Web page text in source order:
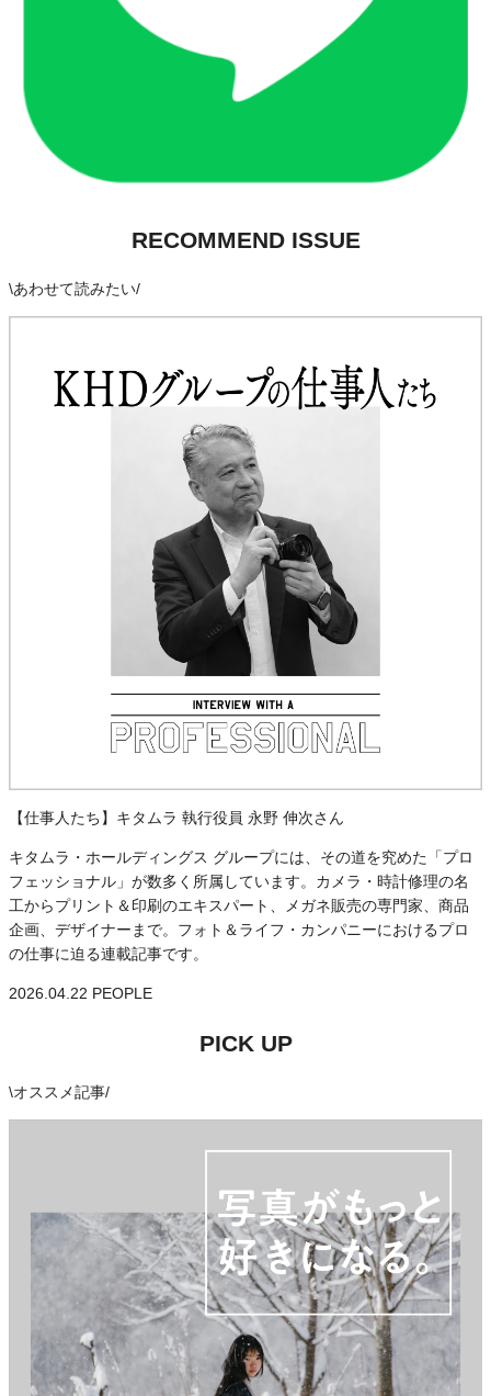
RECOMMEND ISSUE
\あわせて読みたい/
【仕事人たち】キタムラ 執行役員 永野 伸次さん
キタムラ・ホールディングス グループには、その道を究めた「プロ
フェッショナル」が数多く所属しています。カメラ・時計修理の名
工からプリント＆印刷のエキスパート、メガネ販売の専門家、商品
企画、デザイナーまで。フォト＆ライフ・カンパニーにおけるプロ
の仕事に迫る連載記事です。
2026.04.22 PEOPLE
PICK UP
\オススメ記事/